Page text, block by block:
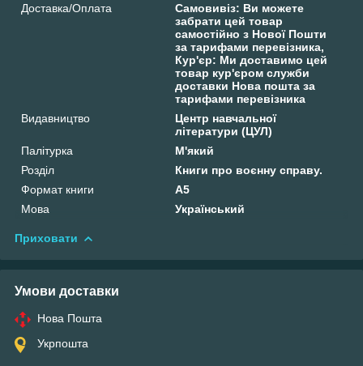
Доставка/Оплата
Самовивіз: Ви можете
забрати цей товар
самостійно з Нової Пошти
за тарифами перевізника,
Кур'єр: Ми доставимо цей
товар кур'єром служби
доставки Нова пошта за
тарифами перевізника
Видавництво
Центр навчальної
літератури (ЦУЛ)
Палітурка
М'який
Розділ
Книги про воєнну справу.
Формат книги
А5
Мова
Український
Приховати
Умови доставки
Нова Пошта
Укрпошта